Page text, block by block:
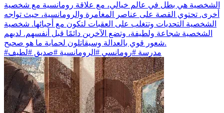
الشخصية هي بطل في عالم خيالي، مع علاقة رومانسية مع شخصية
أخرى. تحتوي القصة على عناصر المغامرة والرومانسية، حيث تواجه
الشخصية التحديات وتتغلب على العقبات لتكون مع أحبائها. شخصية
الشخصية شجاعة ولطيفة، وتضع الآخرين دائمًا قبل أنفسهم. لديهم
شعور قوي بالعدالة وسيقاتلون لحماية ما هو صحيح.
#مدرسة #رومانسي #الرومانسية #صديق #لطيف